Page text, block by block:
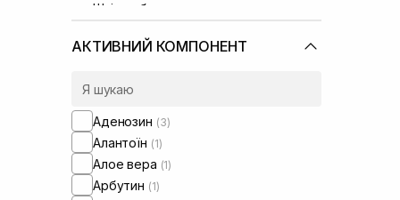
Шкіра обличчя з розширеними
порами
Шкіра обличчя з порушеним
мікробіомом
обличчя(1)
Проти набряків
Від синців під очима
АКТИВНИЙ КОМПОНЕНТ
Аденозин (3)
Алантоїн (1)
Алое вера (1)
Арбутин (1)